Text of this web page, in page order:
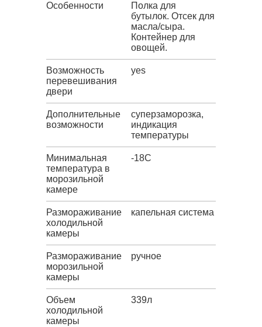
Особенности
Полка для
бутылок. Отсек для
масла/сыра.
Контейнер для
овощей.
Возможность
перевешивания
двери
yes
Дополнительные
возможности
суперзаморозка,
индикация
температуры
Минимальная
температура в
морозильной
камере
-18C
Размораживание
холодильной
камеры
капельная система
Размораживание
морозильной
камеры
ручное
Объем
холодильной
камеры
339л